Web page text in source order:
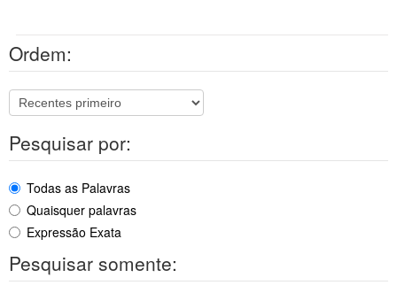
Ordem:
Pesquisar por:
Todas as Palavras
Quaisquer palavras
Expressão Exata
Pesquisar somente: